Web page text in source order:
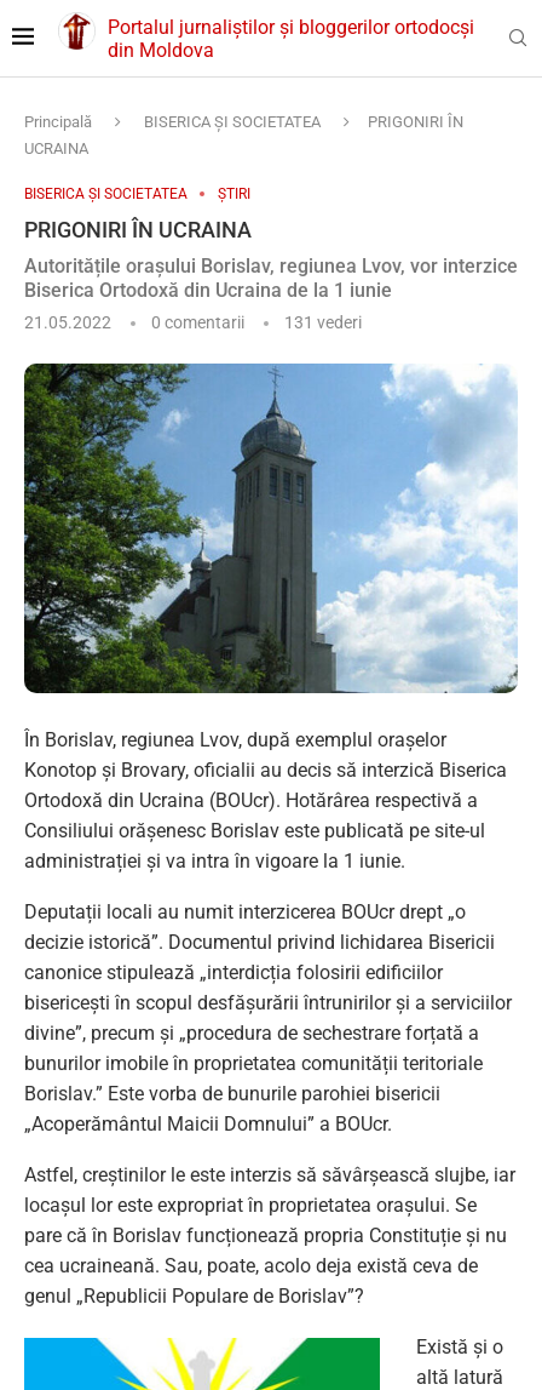
Portalul jurnaliștilor și bloggerilor ortodocși
din Moldova
Principală BISERICA ȘI SOCIETATEA
PRIGONIRI ÎN
UCRAINA
BISERICA ȘI SOCIETATEA ȘTIRI
PRIGONIRI ÎN UCRAINA
Autoritățile orașului Borislav, regiunea Lvov, vor interzice
Biserica Ortodoxă din Ucraina de la 1 iunie
21.05.2022 0 comentarii 131 vederi
În Borislav, regiunea Lvov, după exemplul orașelor
Konotop și Brovary, oficialii au decis să interzică Biserica
Ortodoxă din Ucraina (BOUcr). Hotărârea respectivă a
Consiliului orășenesc Borislav este publicată pe site-ul
administrației și va intra în vigoare la 1 iunie.
Deputații locali au numit interzicerea BOUcr drept „o
decizie istorică”. Documentul privind lichidarea Bisericii
canonice stipulează „interdicția folosirii edificiilor
bisericești în scopul desfășurării întrunirilor și a serviciilor
divine”, precum și „procedura de sechestrare forțată a
bunurilor imobile în proprietatea comunității teritoriale
Borislav.” Este vorba de bunurile parohiei bisericii
„Acoperământul Maicii Domnului” a BOUcr.
Astfel, creștinilor le este interzis să săvârșească slujbe, iar
locașul lor este expropriat în proprietatea orașului. Se
pare că în Borislav funcționează propria Constituție și nu
cea ucraineană. Sau, poate, acolo deja există ceva de
genul „Republicii Populare de Borislav”?
Există și o
altă latură